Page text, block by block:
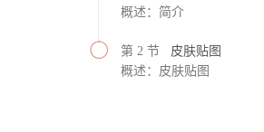
概述：简介
第 2 节 皮肤贴图
概述：皮肤贴图